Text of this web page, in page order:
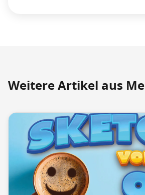
Weitere Artikel aus